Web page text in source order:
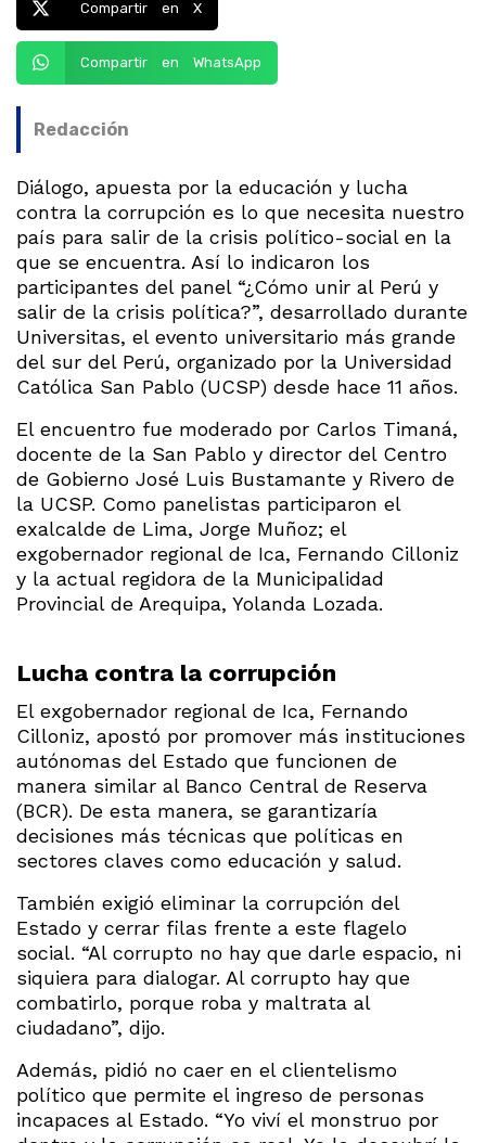
Compartir en X
Compartir en WhatsApp
Redacción
Diálogo, apuesta por la educación y lucha
contra la corrupción es lo que necesita nuestro
país para salir de la crisis político-social en la
que se encuentra. Así lo indicaron los
participantes del panel “¿Cómo unir al Perú y
salir de la crisis política?”, desarrollado durante
Universitas, el evento universitario más grande
del sur del Perú, organizado por la Universidad
Católica San Pablo (UCSP) desde hace 11 años.
El encuentro fue moderado por Carlos Timaná,
docente de la San Pablo y director del Centro
de Gobierno José Luis Bustamante y Rivero de
la UCSP. Como panelistas participaron el
exalcalde de Lima, Jorge Muñoz; el
exgobernador regional de Ica, Fernando Cilloniz
y la actual regidora de la Municipalidad
Provincial de Arequipa, Yolanda Lozada.
Lucha contra la corrupción
El exgobernador regional de Ica, Fernando
Cilloniz, apostó por promover más instituciones
autónomas del Estado que funcionen de
manera similar al Banco Central de Reserva
(BCR). De esta manera, se garantizaría
decisiones más técnicas que políticas en
sectores claves como educación y salud.
También exigió eliminar la corrupción del
Estado y cerrar filas frente a este flagelo
social. “Al corrupto no hay que darle espacio, ni
siquiera para dialogar. Al corrupto hay que
combatirlo, porque roba y maltrata al
ciudadano”, dijo.
Además, pidió no caer en el clientelismo
político que permite el ingreso de personas
incapaces al Estado. “Yo viví el monstruo por